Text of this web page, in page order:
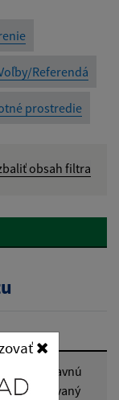
Referendá
prostredie
obsah filtra
dopravnú
a navrhovaný